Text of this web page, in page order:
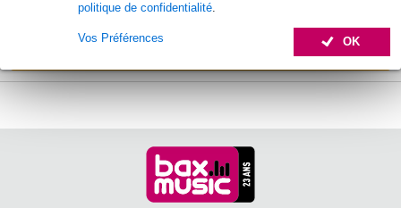
politique de confidentialité.
OK
Vos Préférences
En stock